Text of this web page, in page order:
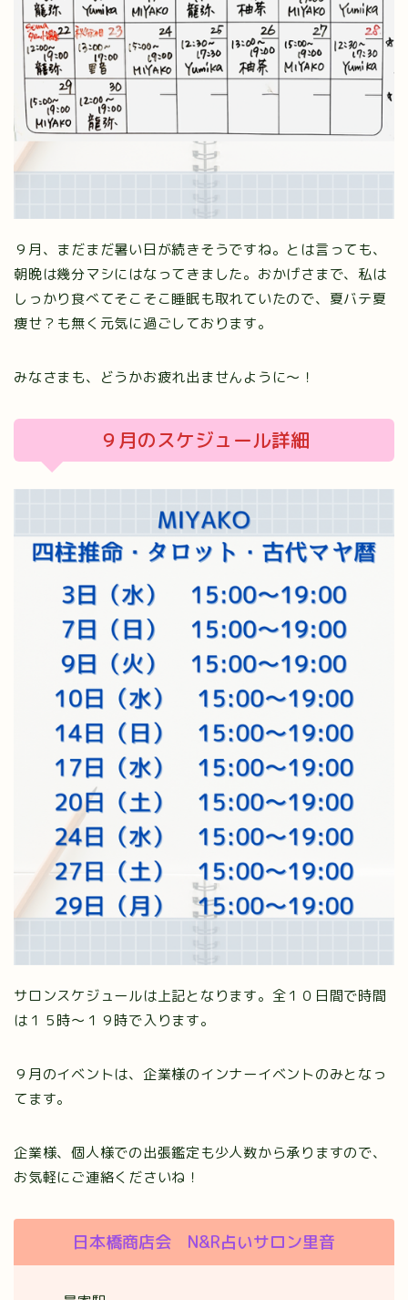
９月、まだまだ暑い日が続きそうですね。とは言っても、
朝晩は幾分マシにはなってきました。おかげさまで、私は
しっかり食べてそこそこ睡眠も取れていたので、夏バテ夏
痩せ？も無く元気に過ごしております。
みなさまも、どうかお疲れ出ませんように～！
９月のスケジュール詳細
サロンスケジュールは上記となります。全１０日間で時間
は１５時～１９時で入ります。
９月のイベントは、企業様のインナーイベントのみとなっ
てます。
企業様、個人様での出張鑑定も少人数から承りますので、
お気軽にご連絡くださいね！
日本橋商店会 N&R占いサロン里音